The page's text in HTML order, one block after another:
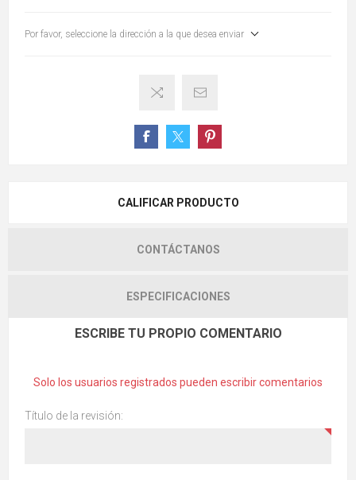
Por favor, seleccione la dirección a la que desea enviar
CALIFICAR PRODUCTO
CONTÁCTANOS
ESPECIFICACIONES
ESCRIBE TU PROPIO COMENTARIO
Solo los usuarios registrados pueden escribir comentarios
Título de la revisión: